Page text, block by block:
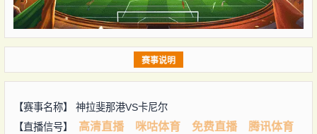
赛事说明
【赛事名称】 神拉斐那港VS卡尼尔
【直播信号】
高清直播 咪咕体育 免费直播 腾讯体育